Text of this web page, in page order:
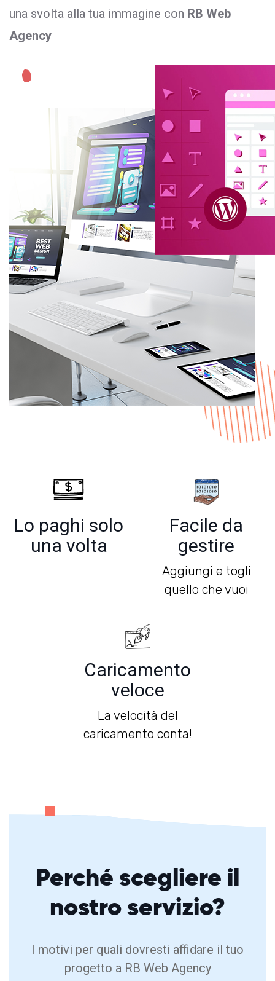
una svolta alla tua immagine con RB Web
Agency
Lo paghi solo
una volta
Facile da
gestire
Aggiungi e togli
quello che vuoi
Caricamento
veloce
La velocità del
caricamento conta!
Perchéscegliere il
nostro servizio?
I motivi per quali dovresti affidare il tuo
progetto a RB Web Agency